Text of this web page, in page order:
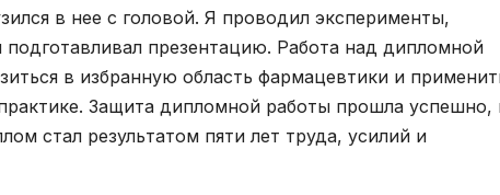
в нее с головой. Я проводил эксперименты,
презентацию. Работа над дипломной
в избранную область фармацевтики и
Защита дипломной работы прошла успешно,
стал результатом пяти лет труда, усилий и